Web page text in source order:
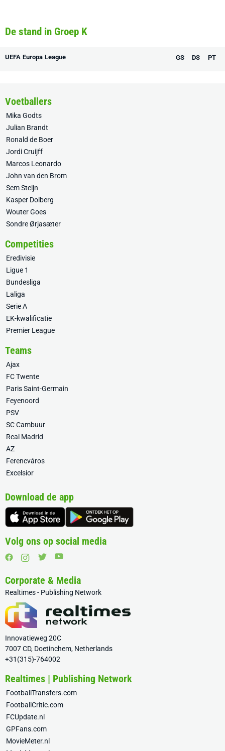
De stand in Groep K
UEFA Europa League GS DS PT
Voetballers
Mika Godts
Julian Brandt
Ronald de Boer
Jordi Cruijff
Marcos Leonardo
John van den Brom
Sem Steijn
Kasper Dolberg
Wouter Goes
Sondre Ørjasæter
Competities
Eredivisie
Ligue 1
Bundesliga
Laliga
Serie A
EK-kwalificatie
Premier League
Teams
Ajax
FC Twente
Paris Saint-Germain
Feyenoord
PSV
SC Cambuur
Real Madrid
AZ
Ferencváros
Excelsior
Download de app
Volg ons op social media
Corporate & Media
Realtimes - Publishing Network
Innovatieweg 20C
7007 CD, Doetinchem, Netherlands
+31(315)-764002
Realtimes | Publishing Network
FootballTransfers.com
FootballCritic.com
FCUpdate.nl
GPFans.com
MovieMeter.nl